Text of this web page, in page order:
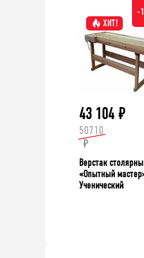
ХИТ!
-
43 104 ₽
50710
₽
Верстак
«Опытный
Ученический